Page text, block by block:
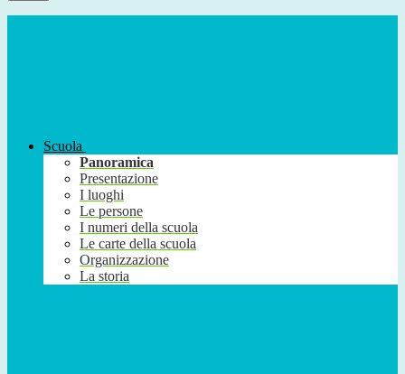
Scuola
Panoramica
Presentazione
I luoghi
Le persone
I numeri della scuola
Le carte della scuola
Organizzazione
La storia